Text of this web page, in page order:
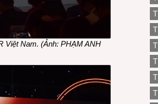
Việt Nam. (Ảnh: PHẠM ANH